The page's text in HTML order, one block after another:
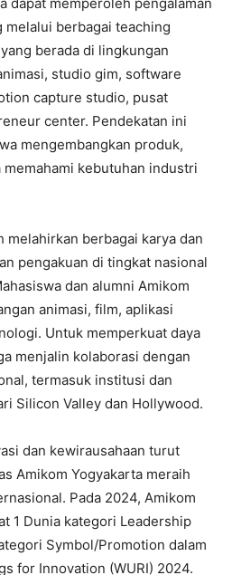
berbagai teaching
berada di lingkungan
studio gim, software
capture studio, pusat
center. Pendekatan ini
mengembangkan produk,
kebutuhan industri
melahirkan berbagai karya dan
pengakuan di tingkat nasional
dan alumni Amikom
animasi, film, aplikasi
Untuk memperkuat daya
menjalin kolaborasi dengan
termasuk institusi dan
Silicon Valley dan Hollywood.
dan kewirausahaan turut
Amikom Yogyakarta meraih
Pada 2024, Amikom
1 Dunia kategori Leadership
Symbol/Promotion dalam
for Innovation (WURI) 2024.